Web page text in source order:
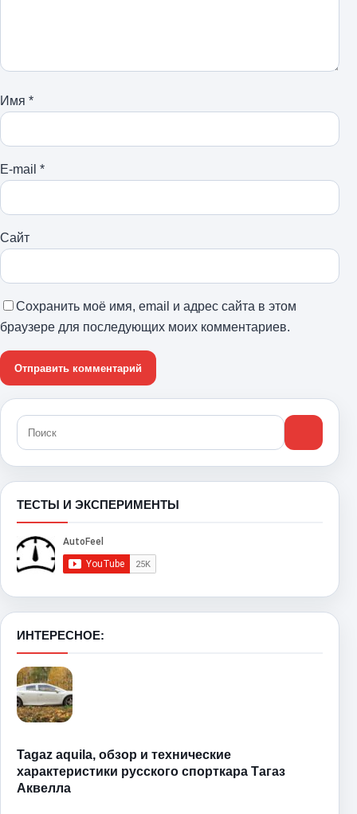
Имя *
E-mail *
Сайт
Сохранить моё имя, email и адрес сайта в этом
браузере для последующих моих комментариев.
ТЕСТЫ И ЭКСПЕРИМЕНТЫ
ИНТЕРЕСНОЕ:
Tagaz aquila, обзор и технические
характеристики русского спорткара Тагаз
Аквелла